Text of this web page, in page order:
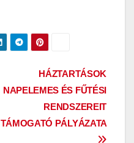
HÁZTARTÁSOK
NAPELEMES ÉS FŰTÉSI
RENDSZEREIT
TÁMOGATÓ PÁLYÁZATA